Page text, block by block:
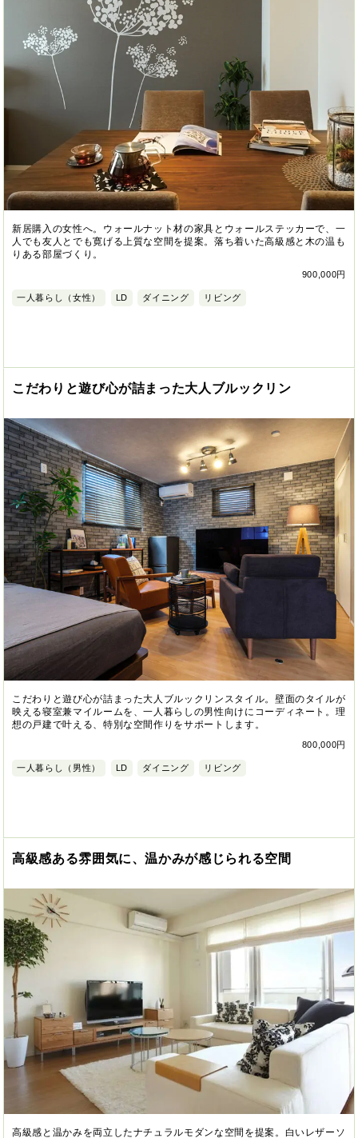
新居購入の女性へ。ウォールナット材の家具とウォールステッカーで、一
人でも友人とでも寛げる上質な空間を提案。落ち着いた高級感と木の温も
りある部屋づくり。
900,000円
一人暮らし（女性） LD ダイニング リビング
こだわりと遊び心が詰まった大人ブルックリン
こだわりと遊び心が詰まった大人ブルックリンスタイル。壁面のタイルが
映える寝室兼マイルームを、一人暮らしの男性向けにコーディネート。理
想の戸建で叶える、特別な空間作りをサポートします。
800,000円
一人暮らし（男性） LD ダイニング リビング
高級感ある雰囲気に、温かみが感じられる空間
高級感と温かみを両立したナチュラルモダンな空間を提案。白いレザーソ